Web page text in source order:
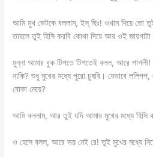
আমি মুখ ভেটকে বললাম, ইস্ ছিঃ! ওখান দিয়ে তো
তাহলে তুই হিসি করবি কোথা দিয়ে আর ওই
মুন্না আমার বুক টিপতে টিপতেই বলল, আরে পাগলী!
নাকি? শুধু মুখের মধ্যে পুরো চুষবি। যেভাবে
বোকা মেয়ে?
আমি বললাম, আর তুই যদি আমার মুখের মধ্যে হিসি
ও হেসে বলল, আরে ভয় নেই রে! তুই মুখের মধ্যে